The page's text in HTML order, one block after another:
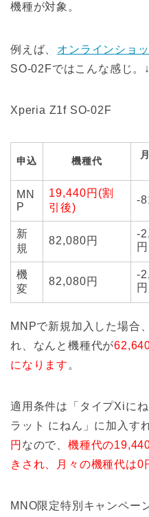
機種が対象。
例えば、 オンラインショ
SO-02Fではこんな感じ。↓
Xperia Z1f SO-02F
申込 機種代
MN
P
19,440円(割
引後)
-
新
規
82,080円
-
円
機
変
82,080円
-
円
MNPで新規加入した場合
れ、なんと機種代が
になります 。
適用条件は「タイプXiに
ラット にねん」に加入す
円 なので、機種代の
きされ、月々の機種代は0
MNO限定特別キャンペー